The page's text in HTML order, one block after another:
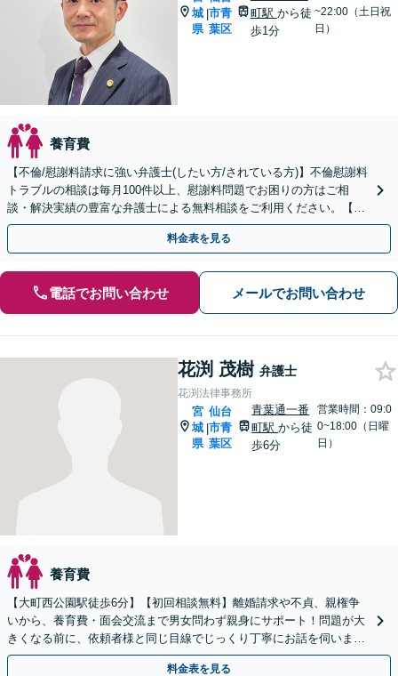
城
県
|市青
葉区
町駅 から徒
歩1分
~22:00（土日祝
日）
養育費
【不倫/慰謝料請求に強い弁護士(したい方/されている方)】不倫慰謝料
トラブルの相談は毎月100件以上、慰謝料問題でお困りの方はご相
談・解決実績の豊富な弁護士による無料相談をご利用ください。【不
倫相談は初回0円】【宮城県全域対応】
料金表を見る
電話でお問い合わせ メールでお問い合わせ
花渕 茂樹 弁護士
花渕法律事務所
宮
城
県
|
仙台
市青
葉区
青葉通一番
町駅から徒
歩6分
営業時間：09:0
0~18:00（日曜
日）
養育費
【大町西公園駅徒歩6分】【初回相談無料】離婚請求や不貞、親権争
いから、養育費・面会交流まで男女問わず親身にサポート！問題が大
きくなる前に、依頼者様と同じ目線でじっくり丁寧にお話を伺いま
す。お気軽にご相談ください【電話・メール・WEB相談可】
料金表を見る